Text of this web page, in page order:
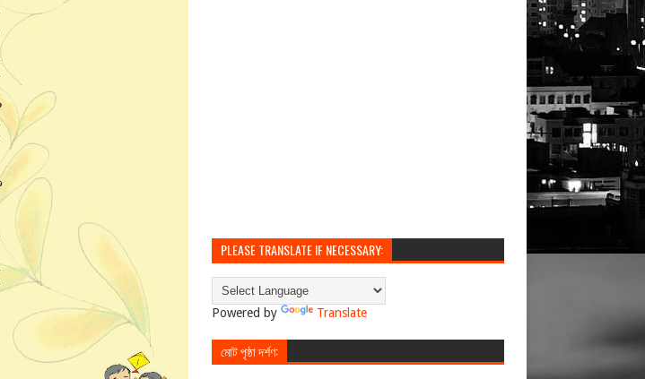
PLEASE TRANSLATE IF NECESSARY:
Powered by Translate
মোট পৃষ্ঠা দর্শণ: